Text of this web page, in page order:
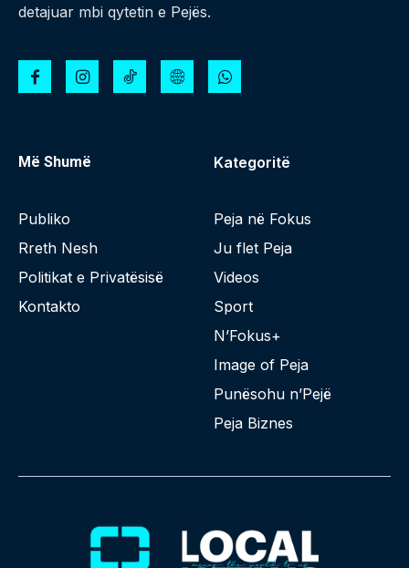
detajuar mbi qytetin e Pejës.
Më Shumë
Publiko
Rreth Nesh
Politikat e Privatësisë
Kontakto
Kategoritë
Peja në Fokus
Ju flet Peja
Videos
Sport
N’Fokus+
Image of Peja
Punësohu n’Pejë
Peja Biznes